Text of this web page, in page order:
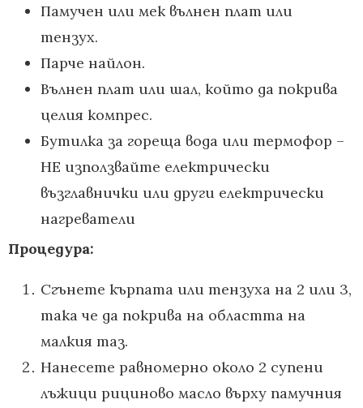
Памучен или мек вълнен плат или
тензух.
Парче найлон.
Вълнен плат или шал, който да покрива
целия компрес.
Бутилка за гореща вода или термофор –
НЕ използвайте електрически
възглавнички или други електрически
нагреватели
Процедура:
Сгънете кърпата или тензуха на 2 или 3,
така че да покрива на областта на
малкия таз.
Нанесете равномерно около 2 супени
лъжици рициново масло върху памучния